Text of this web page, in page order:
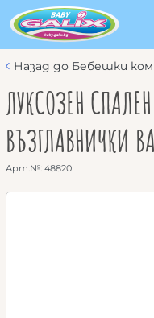
Назад до Бебешки
ЛУКСОЗЕН
ВЪЗГЛАВНИЧКИ
Арт.№: 48820